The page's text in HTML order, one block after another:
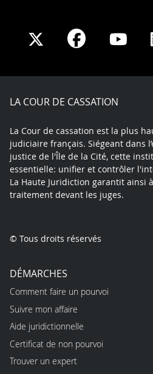
Share
X
Share
Facebook
LA COUR DE CASSATION
La Cour de cassation est la plus
judiciaire français. Siégeant dans
justice de l'Île de la Cité, cette
essentielle: unifier et contrôler
La Haute Juridiction garantit ainsi
traitement devant les juges.
© Tous droits réservés
DÉMARCHES
Comment faire un pourvoi
Suivre mon affaire
Aide juridictionnelle
Certificat de non pourvoi
Trouver un expert